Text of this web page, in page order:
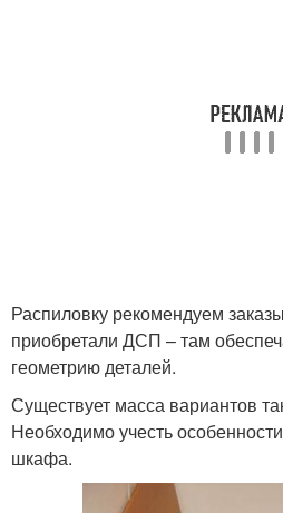
Распиловку рекомендуем
приобретали ДСП – там
геометрию деталей.
Существует масса вариантов
Необходимо учесть
шкафа.